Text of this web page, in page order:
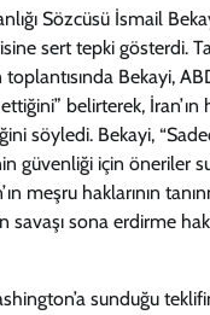
Sözcüsü İsmail
sert tepki gösterdi.
Bekayi,
belirterek, İran’ın
söyledi. Bekayi,
güvenliği için öneriler
meşru haklarının
savaşı sona erdirme
sunduğu